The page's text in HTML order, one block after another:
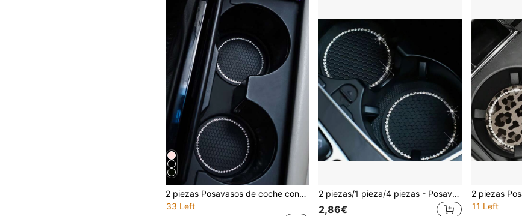
2 piezas Posavasos de coche con diseño de diamante de imitación
33 Left
2 piezas/1 pieza/4 piezas - Posavasos antideslizantes con decoración de strass para portavasos de coche
2,86€
11 Left